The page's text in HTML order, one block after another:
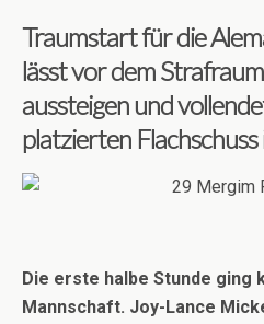
Traumstart für die
lässt vor dem
aussteigen und
platzierten Flachschuss
Die erste halbe Stunde ging
Mannschaft. Joy-Lance